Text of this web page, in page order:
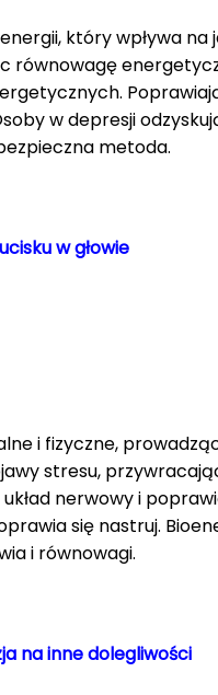
który wpływa na
w depresji
metoda.
w głowie
i fizyczne,
stresu,
nerwowy i
się nastruj.
i równowagi.
na inne dolegliwości